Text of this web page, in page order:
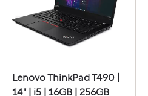
Lenovo ThinkPad T490 |
14" | i5 | 16GB | 256GB